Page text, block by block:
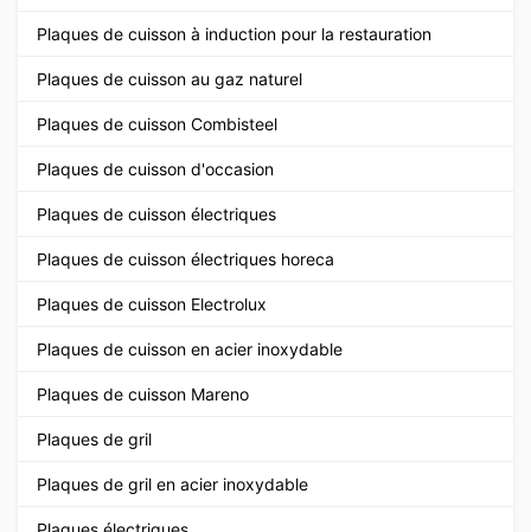
Plaques de cuisson à induction pour la restauration
Plaques de cuisson au gaz naturel
Plaques de cuisson Combisteel
Plaques de cuisson d'occasion
Plaques de cuisson électriques
Plaques de cuisson électriques horeca
Plaques de cuisson Electrolux
Plaques de cuisson en acier inoxydable
Plaques de cuisson Mareno
Plaques de gril
Plaques de gril en acier inoxydable